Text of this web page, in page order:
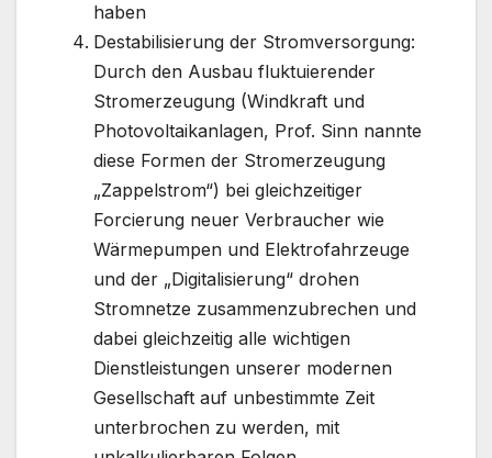
haben
Destabilisierung der Stromversorgung:
Durch den Ausbau fluktuierender
Stromerzeugung (Windkraft und
Photovoltaikanlagen, Prof. Sinn nannte
diese Formen der Stromerzeugung
„Zappelstrom“) bei gleichzeitiger
Forcierung neuer Verbraucher wie
Wärmepumpen und Elektrofahrzeuge
und der „Digitalisierung“ drohen
Stromnetze zusammenzubrechen und
dabei gleichzeitig alle wichtigen
Dienstleistungen unserer modernen
Gesellschaft auf unbestimmte Zeit
unterbrochen zu werden, mit